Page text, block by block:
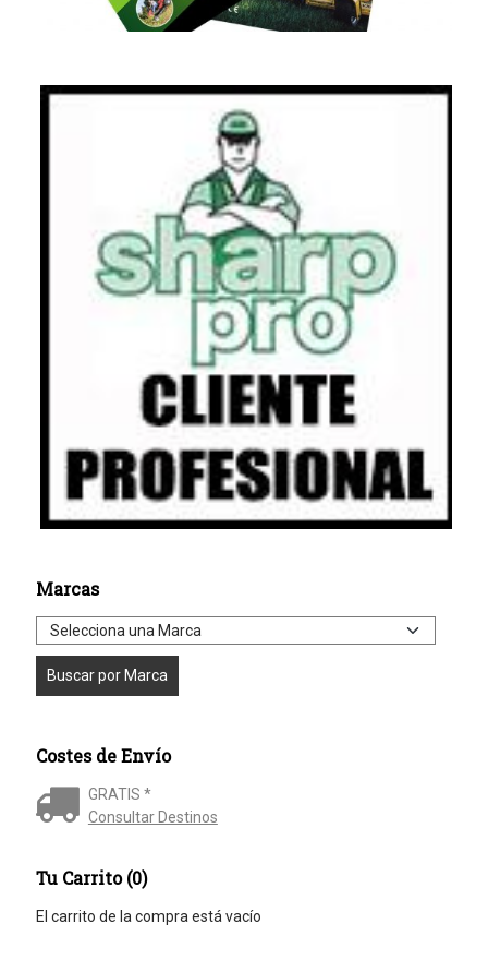
Marcas
Costes de Envío
GRATIS *
Consultar Destinos
Tu Carrito (0)
El carrito de la compra está vacío